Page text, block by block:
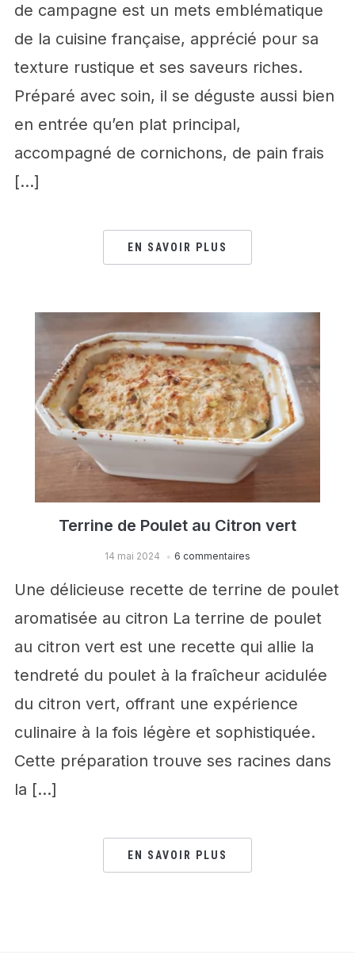
de campagne est un mets emblématique
de la cuisine française, apprécié pour sa
texture rustique et ses saveurs riches.
Préparé avec soin, il se déguste aussi bien
en entrée qu’en plat principal,
accompagné de cornichons, de pain frais
[…]
EN SAVOIR PLUS
Terrine de Poulet au Citron vert
14 mai 2024 6 commentaires
Une délicieuse recette de terrine de poulet
aromatisée au citron La terrine de poulet
au citron vert est une recette qui allie la
tendreté du poulet à la fraîcheur acidulée
du citron vert, offrant une expérience
culinaire à la fois légère et sophistiquée.
Cette préparation trouve ses racines dans
la […]
EN SAVOIR PLUS